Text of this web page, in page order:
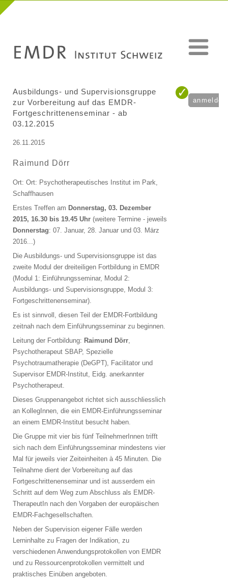
anmelden
Ausbildungs- und Supervisionsgruppe
zur Vorbereitung auf das EMDR-
Fortgeschrittenenseminar - ab
03.12.2015
26.11.2015
Raimund Dörr
Ort: Ort: Psychotherapeutisches Institut im Park,
Schaffhausen
Erstes Treffen am Donnerstag, 03. Dezember
2015, 16.30 bis 19.45 Uhr (weitere Termine - jeweils
Donnerstag: 07. Januar, 28. Januar und 03. März
2016...)
Die Ausbildungs- und Supervisionsgruppe ist das
zweite Modul der dreiteiligen Fortbildung in EMDR
(Modul 1: Einführungsseminar, Modul 2:
Ausbildungs- und Supervisionsgruppe, Modul 3:
Fortgeschrittenenseminar).
Es ist sinnvoll, diesen Teil der EMDR-Fortbildung
zeitnah nach dem Einführungsseminar zu beginnen.
Leitung der Fortbildung: Raimund Dörr,
Psychotherapeut SBAP, Spezielle
Psychotraumatherapie (DeGPT), Facilitator und
Supervisor EMDR-Institut, Eidg. anerkannter
Psychotherapeut.
Dieses Gruppenangebot richtet sich ausschliesslich
an KollegInnen, die ein EMDR-Einführungsseminar
an einem EMDR-Institut besucht haben.
Die Gruppe mit vier bis fünf TeilnehmerInnen trifft
sich nach dem Einführungsseminar mindestens vier
Mal für jeweils vier Zeiteinheiten à 45 Minuten. Die
Teilnahme dient der Vorbereitung auf das
Fortgeschrittenenseminar und ist ausserdem ein
Schritt auf dem Weg zum Abschluss als EMDR-
TherapeutIn nach den Vorgaben der europäischen
EMDR-Fachgesellschaften.
Neben der Supervision eigener Fälle werden
Lerninhalte zu Fragen der Indikation, zu
verschiedenen Anwendungsprotokollen von EMDR
und zu Ressourcenprotokollen vermittelt und
praktisches Einüben angeboten.